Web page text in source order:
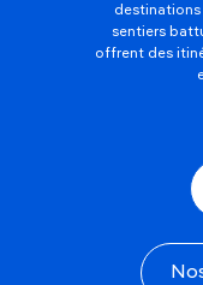
destinations
sentiers
offrent des